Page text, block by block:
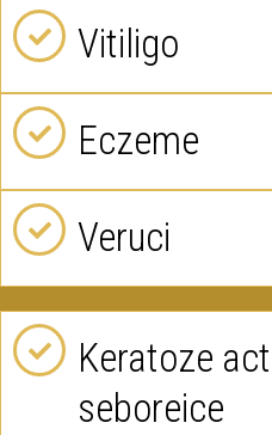
Vitiligo
Eczeme
Veruci
Keratoze
seboreice